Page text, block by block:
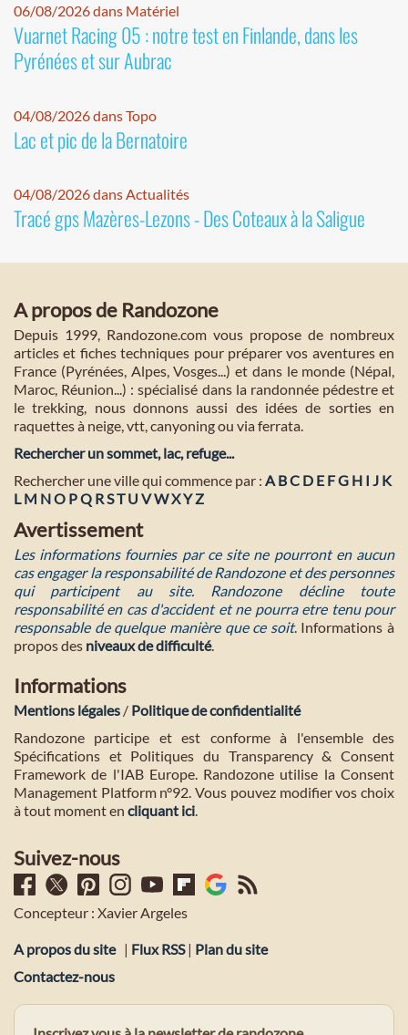
06/08/2026 dans Matériel
Vuarnet Racing 05 : notre test en Finlande, dans les
Pyrénées et sur Aubrac
04/08/2026 dans Topo
Lac et pic de la Bernatoire
04/08/2026 dans Actualités
Tracé gps Mazères-Lezons - Des Coteaux à la Saligue
A propos de Randozone
Depuis 1999, Randozone.com vous propose de nombreux
articles et fiches techniques pour préparer vos aventures en
France (Pyrénées, Alpes, Vosges...) et dans le monde (Népal,
Maroc, Réunion...) : spécialisé dans la randonnée pédestre et
le trekking, nous donnons aussi des idées de sorties en
raquettes à neige, vtt, canyoning ou via ferrata.
Rechercher un sommet, lac, refuge...
Rechercher une ville qui commence par : A BC D E FG H I J K
L M NO PQ RST U VWXYZ
Avertissement
Les informations fournies par ce site ne pourront en aucun
cas engager la responsabilité de Randozone et des personnes
qui participent au site. Randozone décline toute
responsabilité en cas d'accident et ne pourra etre tenu pour
responsable de quelque manière que ce soit. Informations à
propos des niveaux de difficulté.
Informations
Mentions légales / Politique de confidentialité
Randozone participe et est conforme à l'ensemble des
Spécifications et Politiques du Transparency & Consent
Framework de l'IAB Europe. Randozone utilise la Consent
Management Platform n°92. Vous pouvez modifier vos choix
à tout moment en cliquant ici.
Suivez-nous
Concepteur : Xavier Argeles
A propos du site | Flux RSS| Plan du site
Contactez-nous